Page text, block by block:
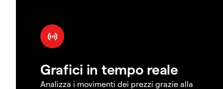
Grafici in tempo reale
Analizza i movimenti dei prezzi grazie alla